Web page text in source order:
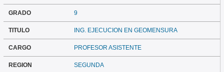
GRADO 9
TITULO ING. EJECUCION EN GEOMENSURA
CARGO PROFESOR ASISTENTE
REGION SEGUNDA